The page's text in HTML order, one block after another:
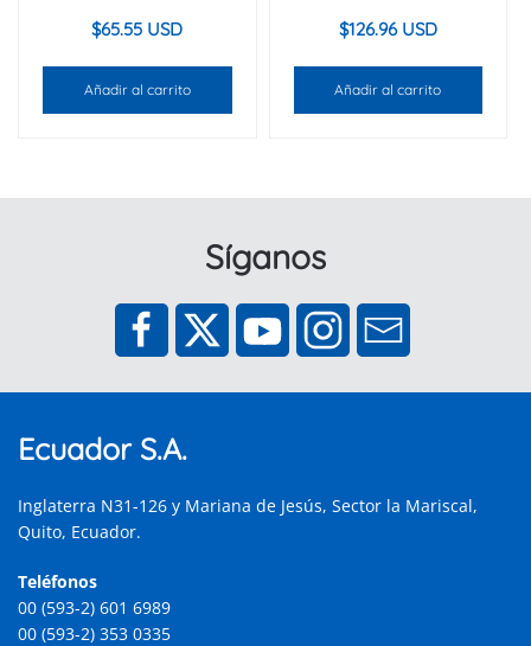
$65.55 USD
Añadir al carrito
$126.96 USD
Añadir al carrito
Síganos
Ecuador S.A.
Inglaterra N31-126 y Mariana de Jesús, Sector la Mariscal,
Quito, Ecuador.
Teléfonos
00 (593-2) 601 6989
00 (593-2) 353 0335